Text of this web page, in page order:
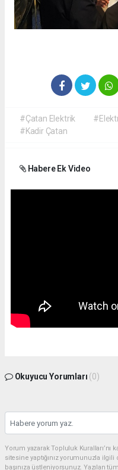
#Çatan Elektrik
#Kadir Çatan
Habere Ek Video
Okuyucu Yorumları (0)
Yorum yazarak Topluluk
sitesine yaptığınız yorumunuzla
başınıza üstleniyorsunuz. Yazılan